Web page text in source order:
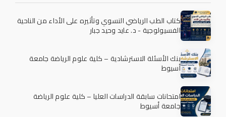
كتاب الطب الرياضي النسوي وتأثيره على الأداء من الناحية
الفسيولوجية - د. عايد وحيد جبار
بنك الأسئلة الاسترشادية – كلية علوم الرياضة جامعة
أسيوط
امتحانات سابقة الدراسات العليا – كلية علوم الرياضة
جامعة أسيوط